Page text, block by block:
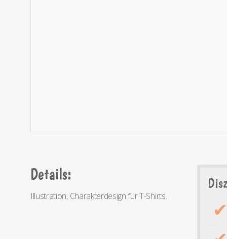
Details:
Illustration, Charakterdesign für T-Shirts.